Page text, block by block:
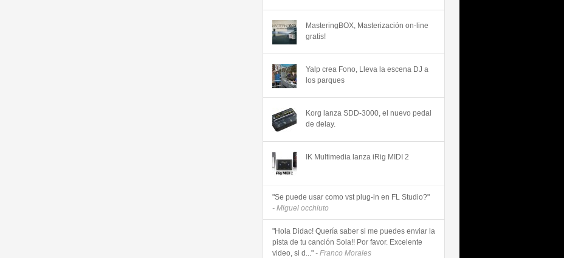
MasteringBOX, Masterización on-line
gratis!
Yalp crea Fono, Lleva la escena DJ a
los parques
Korg lanza SDD-3000, el nuevo pedal
de delay.
IK Multimedia lanza iRig MIDI 2
"Se puede usar como vst plug-in en FL Studio?"
- Miguel occhiuto
"Hola Didac! Quería saber si me puedes enviar la
pista de tu canción Sola!! Por favor. Excelente
video, si d..." - Franco Morales